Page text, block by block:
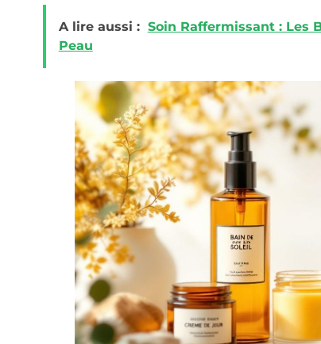
A lire aussi : Soin Raffermissant : Les
Peau